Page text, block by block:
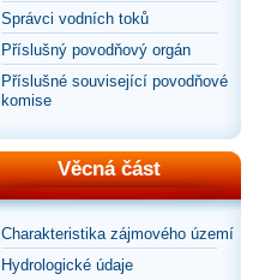
Správci vodních toků
Příslušný povodňový orgán
Příslušné související povodňové
komise
Věcná část
Charakteristika zájmového území
Hydrologické údaje